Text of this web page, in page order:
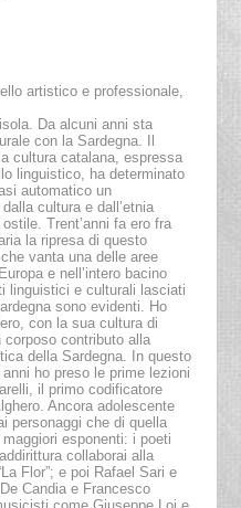
artistico e professionale,
Da alcuni anni sta
con la Sardegna. Il
cultura catalana, espressa
linguistico, ha determinato
automatico un
cultura e dall’etnia
Trent’anni fa ero fra
la ripresa di questo
vanta una delle aree
e nell’intero bacino
linguistici e culturali lasciati
sono evidenti. Ho
con la sua cultura di
contributo alla
della Sardegna. In questo
ho preso le prime lezioni
il primo codificatore
Ancora adolescente
personaggi che di quella
esponenti: i poeti
collaborai alla
Flor”; e poi Rafael Sari e
Candia e Francesco